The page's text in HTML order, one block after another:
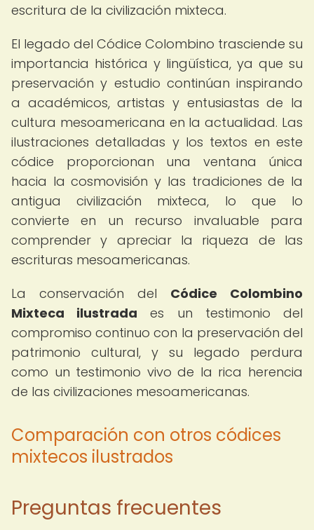
escritura de la civilización mixteca.
El legado del Códice Colombino trasciende su
importancia histórica y lingüística, ya que su
preservación y estudio continúan inspirando
a académicos, artistas y entusiastas de la
cultura mesoamericana en la actualidad. Las
ilustraciones detalladas y los textos en este
códice proporcionan una ventana única
hacia la cosmovisión y las tradiciones de la
antigua civilización mixteca, lo que lo
convierte en un recurso invaluable para
comprender y apreciar la riqueza de las
escrituras mesoamericanas.
La conservación del Códice Colombino
Mixteca ilustrada es un testimonio del
compromiso continuo con la preservación del
patrimonio cultural, y su legado perdura
como un testimonio vivo de la rica herencia
de las civilizaciones mesoamericanas.
Comparación con otros códices
mixtecos ilustrados
Preguntas frecuentes